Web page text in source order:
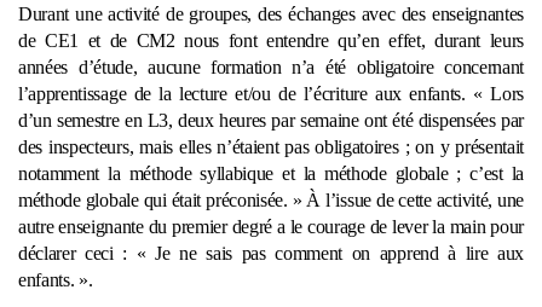
Durant une activité de groupes, des échanges avec des enseignantes
de CE1 et de CM2 nous font entendre qu’en effet, durant leurs
années d’étude, aucune formation n’a été obligatoire concernant
l’apprentissage de la lecture et/ou de l’écriture aux enfants. « Lors
d’un semestre en L3, deux heures par semaine ont été dispensées par
des inspecteurs, mais elles n’étaient pas obligatoires ; on y présentait
notamment la méthode syllabique et la méthode globale ; c’est la
méthode globale qui était préconisée. » À l’issue de cette activité, une
autre enseignante du premier degré a le courage de lever la main pour
déclarer ceci : « Je ne sais pas comment on apprend à lire aux
enfants. ».